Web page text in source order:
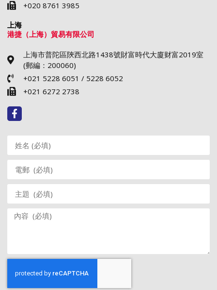
+020 8761 3985
上海
港捷（上海）貿易有限公司
上海市普陀區陝西北路1438號財富時代大廈财富2019室
(郵編：200060)
+021 5228 6051 / 5228 6052
+021 6272 2738